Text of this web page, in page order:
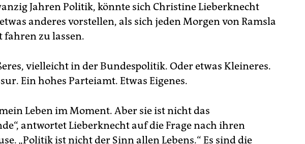
Jahren Politik, könnte sich Christine Lieberknecht
anderes vorstellen, als sich jeden Morgen von Ramsla
fahren zu lassen.
vielleicht in der Bundespolitik. Oder etwas Kleineres.
Ein hohes Parteiamt. Etwas Eigenes.
Leben im Moment. Aber sie ist nicht das
antwortet Lieberknecht auf die Frage nach ihren
„Politik ist nicht der Sinn allen Lebens.“ Es sind die